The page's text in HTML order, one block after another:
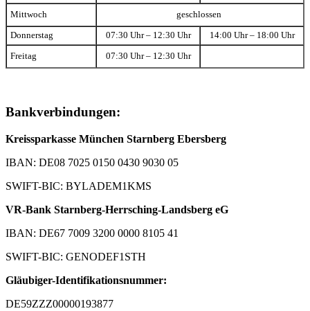
Mittwoch geschlossen
Donnerstag 07:30 Uhr – 12:30 Uhr 14:00 Uhr – 18:00 Uhr
Freitag 07:30 Uhr – 12:30 Uhr
Bankverbindungen:
Kreissparkasse München Starnberg Ebersberg
IBAN: DE08 7025 0150 0430 9030 05
SWIFT-BIC: BYLADEM1KMS
VR-Bank Starnberg-Herrsching-Landsberg eG
IBAN: DE67 7009 3200 0000 8105 41
SWIFT-BIC: GENODEF1STH
Gläubiger-Identifikationsnummer:
DE59ZZZ00000193877